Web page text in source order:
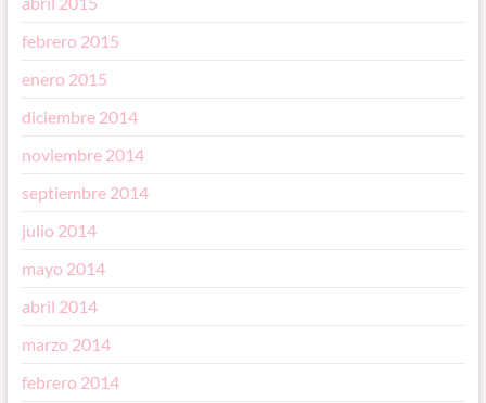
febrero 2015
enero 2015
diciembre 2014
noviembre 2014
septiembre 2014
julio 2014
mayo 2014
abril 2014
marzo 2014
febrero 2014